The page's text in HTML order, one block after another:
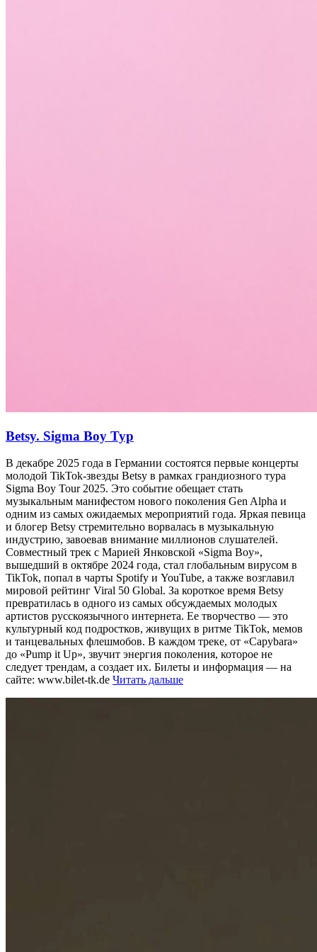
Betsy. Sigma Boy Тур
В декабре 2025 года в Германии состоятся первые концерты
молодой TikTok-звезды Betsy в рамках грандиозного тура
Sigma Boy Tour 2025. Это событие обещает стать
музыкальным манифестом нового поколения Gen Alpha и
одним из самых ожидаемых мероприятий года. Яркая певица
и блогер Betsy стремительно ворвалась в музыкальную
индустрию, завоевав внимание миллионов слушателей.
Совместный трек с Марией Янковской «Sigma Boy»,
вышедший в октябре 2024 года, стал глобальным вирусом в
TikTok, попал в чарты Spotify и YouTube, а также возглавил
мировой рейтинг Viral 50 Global. За короткое время Betsy
превратилась в одного из самых обсуждаемых молодых
артистов русскоязычного интернета. Ее творчество — это
культурный код подростков, живущих в ритме TikTok, мемов
и танцевальных флешмобов. В каждом треке, от «Capybara»
до «Pump it Up», звучит энергия поколения, которое не
следует трендам, а создает их. Билеты и информация — на
сайте: www.bilet-tk.de Читать дальше